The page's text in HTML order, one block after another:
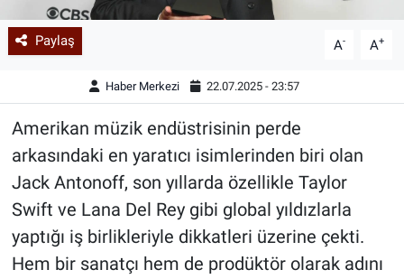
Paylaş A- A+
Haber Merkezi 22.07.2025 - 23:57
Amerikan müzik endüstrisinin perde
arkasındaki en yaratıcı isimlerinden biri olan
Jack Antonoff, son yıllarda özellikle Taylor
Swift ve Lana Del Rey gibi global yıldızlarla
yaptığı iş birlikleriyle dikkatleri üzerine çekti.
Hem bir sanatçı hem de prodüktör olarak adını